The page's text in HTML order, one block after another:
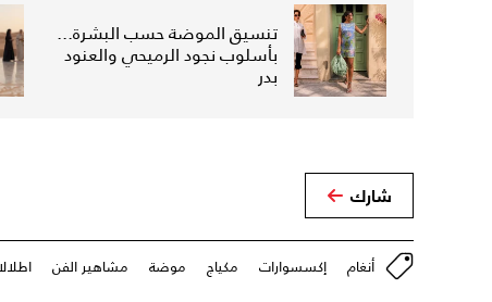
تنسيق الموضة حسب البشرة...
بأسلوب نجود الرميحي والعنود
بدر
شارك
أنغام إكسسوارات مكياج موضة مشاهير الفن